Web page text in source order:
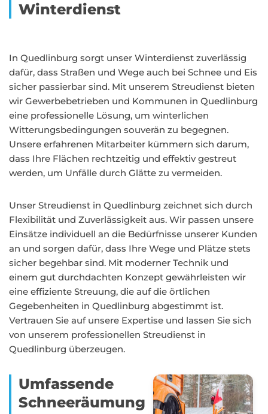
Winterdienst
In Quedlinburg sorgt unser Winterdienst zuverlässig
dafür, dass Straßen und Wege auch bei Schnee und Eis
sicher passierbar sind. Mit unserem Streudienst bieten
wir Gewerbebetrieben und Kommunen in Quedlinburg
eine professionelle Lösung, um winterlichen
Witterungsbedingungen souverän zu begegnen.
Unsere erfahrenen Mitarbeiter kümmern sich darum,
dass Ihre Flächen rechtzeitig und effektiv gestreut
werden, um Unfälle durch Glätte zu vermeiden.
Unser Streudienst in Quedlinburg zeichnet sich durch
Flexibilität und Zuverlässigkeit aus. Wir passen unsere
Einsätze individuell an die Bedürfnisse unserer Kunden
an und sorgen dafür, dass Ihre Wege und Plätze stets
sicher begehbar sind. Mit moderner Technik und
einem gut durchdachten Konzept gewährleisten wir
eine effiziente Streuung, die auf die örtlichen
Gegebenheiten in Quedlinburg abgestimmt ist.
Vertrauen Sie auf unsere Expertise und lassen Sie sich
von unserem professionellen Streudienst in
Quedlinburg überzeugen.
Umfassende
Schneeräumung